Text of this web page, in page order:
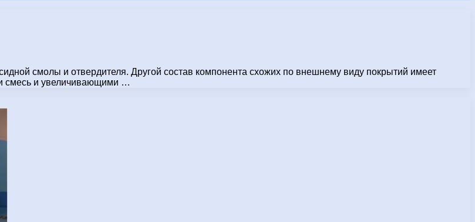
смолы и отвердителя. Другой состав компонента схожих по внешнему виду покрытий имеет
смесь и увеличивающими …